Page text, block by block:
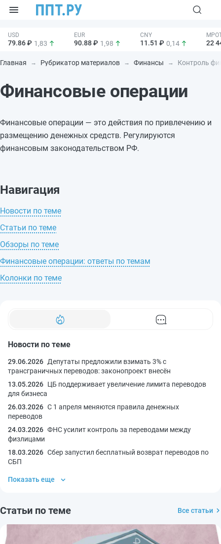
79.86 ₽ 1,83 90.88 ₽ 1,98 11.51 ₽ 0,14 22
Главная Рубрикатор материалов Финансы Контроль
Финансовые операции
Финансовые операции — это действия по привлечению и
размещению денежных средств. Регулируются
финансовым законодательством РФ.
Новости по теме
29.06.2026 Депутаты предложили взимать 3% с
трансграничных переводов: законопроект внесён
13.05.2026 ЦБ поддерживает увеличение лимита переводов
для бизнеса
26.03.2026 С 1 апреля меняются правила денежных
переводов
24.03.2026 ФНС усилит контроль за переводами между
физлицами
18.03.2026 Сбер запустил бесплатный возврат переводов по
СБП
Показать еще
Статьи по теме Все статьи
Навигация
Новости по теме
Статьи по теме
Обзоры по теме
Финансовые операции: ответы по темам
Колонки по теме